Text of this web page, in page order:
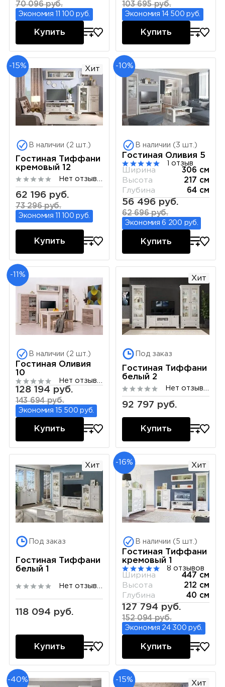
70 096 руб.
Экономия 11 100 руб.
Купить
103 695 руб.
Экономия 14 500 руб.
Купить
-15% Хит
В наличии (2 шт.)
Гостиная Тиффани
кремовый 12
62 196 руб.
73 296 руб.
Экономия 11 100 руб.
Купить
-10%
В наличии (3 шт.)
Гостиная Оливия 5
1 отзыв
Ширина
306 см
Высота
217 см
Глубина
64 см
56 496 руб.
62 696 руб.
Экономия 6 200 руб.
Купить
-11%
В наличии (2 шт.)
Гостиная Оливия
10
128 194 руб.
143 694 руб.
Экономия 15 500 руб.
Купить
Хит
Под заказ
Гостиная Тиффани
белый 2
92 797 руб.
Купить
Хит
Под заказ
Гостиная Тиффани
белый 1
118 094 руб.
Купить
-16% Хит
В наличии (5 шт.)
Гостиная Тиффани
кремовый 1
8 отзывов
Ширина
447 см
Высота
212 см
Глубина
40 см
127 794 руб.
152 094 руб.
Экономия 24 300 руб.
Купить
-40% -15% Хит